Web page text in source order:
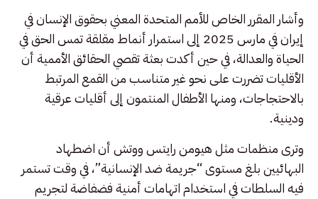
وأشار المقرر الخاص للأمم المتحدة المعني بحقوق الإنسان في
إيران في مارس 2025 إلى استمرار أنماط مقلقة تمس الحق في
الحياة والعدالة، في حين أكدت بعثة تقصي الحقائق الأممية أن
الأقليات تضررت على نحو غير متناسب من القمع المرتبط
بالاحتجاجات، ومنها الأطفال المنتمون إلى أقليات عرقية
ودينية.
وترى منظمات مثل هيومن رايتس ووتش أن اضطهاد
البهائيين بلغ مستوى “جريمة ضد الإنسانية”، في وقت تستمر
فيه السلطات في استخدام اتهامات أمنية فضفاضة لتجريم